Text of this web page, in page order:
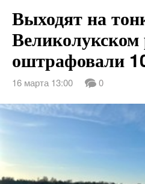
Выходят на
Великолукском
оштрафовали
16 марта 13:00 0